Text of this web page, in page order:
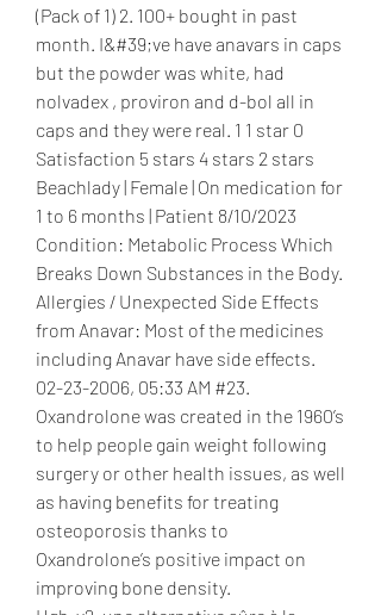
(Pack of 1) 2. 100+ bought in past
month. I&#39;ve have anavars in caps
but the powder was white, had
nolvadex , proviron and d-bol all in
caps and they were real. 1 1 star 0
Satisfaction 5 stars 4 stars 2 stars
Beachlady | Female | On medication for
1 to 6 months | Patient 8/10/2023
Condition: Metabolic Process Which
Breaks Down Substances in the Body.
Allergies / Unexpected Side Effects
from Anavar: Most of the medicines
including Anavar have side effects.
02-23-2006, 05:33 AM #23.
Oxandrolone was created in the 1960’s
to help people gain weight following
surgery or other health issues, as well
as having benefits for treating
osteoporosis thanks to
Oxandrolone’s positive impact on
improving bone density.